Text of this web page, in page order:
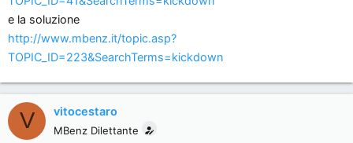
e la soluzione
http://www.mbenz.it/topic.asp?
TOPIC_ID=223&SearchTerms=kickdown
V vitocestaro
MBenz Dilettante